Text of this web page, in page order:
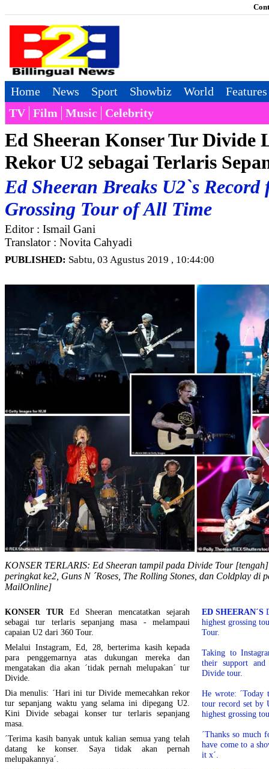
Home News Sport Showbiz World
Features
TV Film Music Celebrity
Ed Sheeran Konser Tur Divide
Rekor U2 sebagai Terlaris
Ed Sheeran Breaks U2`s
Grossing Tour of All Time
Editor : Ismail Gani
Translator : Novita Cahyadi
PUBLISHED: Sabtu, 03 Agustus 2019 , 10:44:00
KONSER TERLARIS: Ed Sheeran tampil pada Divide Tour
peringkat ke2, Guns N ´Roses, The Rolling Stones, dan Coldplay di
MailOnline]
KONSER TUREd Sheeran mencatatkan sejarah
sebagai tur terlaris sepanjang masa - melampaui
capaian U2 dari 360 Tour.
Melalui Instagram, Ed, 28, berterima kasih kepada
para penggemarnya atas dukungan mereka dan
mengatakan dia akan ´tidak pernah melupakan´ tur
Divide.
Dia menulis: ´Hari ini tur Divide memecahkan rekor
tur sepanjang waktu yang selama ini dipegang U2.
Kini Divide sebagai konser tur terlaris sepanjang
masa.
´Terima kasih banyak untuk kalian semua yang telah
datang ke konser. Saya tidak akan pernah
melupakannya´.
ED SHEERAN´S
highest grossing
Tour.
Taking to
their support
Divide tour.
He wrote:
tour record set by
highest grossing
´Thanks so much
have come to a
it x´.